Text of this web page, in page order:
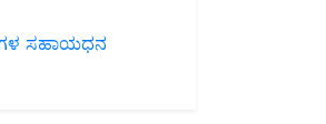
ಸಹಾಯಧನ